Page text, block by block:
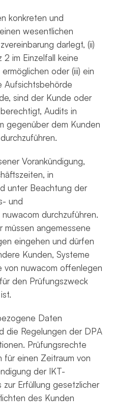
konkreten und
wesentlichen
darlegt, (ii)
im Einzelfall keine
oder (iii) ein
Aufsichtsbehörde
sind der Kunde oder
Audits in
gegenüber dem Kunden
Vorankündigung,
in
unter Beachtung der
und
durchzuführen.
müssen angemessene
eingehen und dürfen
Kunden, Systeme
von nuwacom offenlegen
den Prüfungszweck
Daten
die Regelungen der DPA
Prüfungsrechte
einen Zeitraum von
der IKT-
Erfüllung gesetzlicher
des Kunden